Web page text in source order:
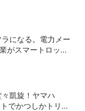
ラになる。電力メー
がスマートロック
凱旋！ヤマハ
でかつしかトリオ